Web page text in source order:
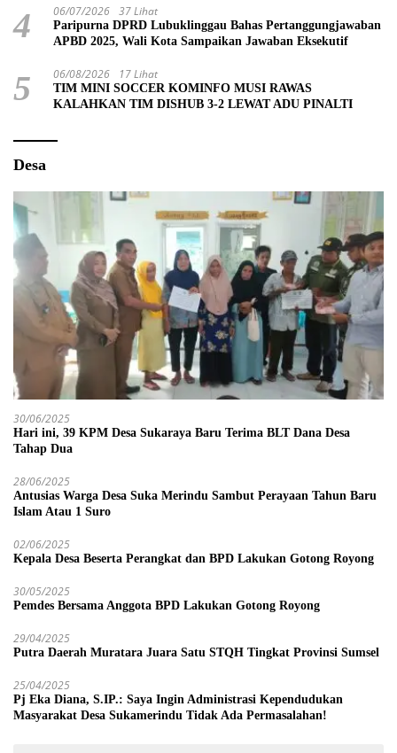
4 06/07/2026 37 Lihat
Paripurna DPRD Lubuklinggau Bahas Pertanggungjawaban
APBD 2025, Wali Kota Sampaikan Jawaban Eksekutif
5 06/08/2026 17 Lihat
TIM MINI SOCCER KOMINFO MUSI RAWAS
KALAHKAN TIM DISHUB 3-2 LEWAT ADU PINALTI
Desa
30/06/2025
Hari ini, 39 KPM Desa Sukaraya Baru Terima BLT Dana Desa
Tahap Dua
28/06/2025
Antusias Warga Desa Suka Merindu Sambut Perayaan Tahun Baru
Islam Atau 1 Suro
02/06/2025
Kepala Desa Beserta Perangkat dan BPD Lakukan Gotong Royong
30/05/2025
Pemdes Bersama Anggota BPD Lakukan Gotong Royong
29/04/2025
Putra Daerah Muratara Juara Satu STQH Tingkat Provinsi Sumsel
25/04/2025
Pj Eka Diana, S.IP.: Saya Ingin Administrasi Kependudukan
Masyarakat Desa Sukamerindu Tidak Ada Permasalahan!